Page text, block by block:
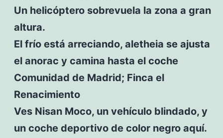
Un helicóptero sobrevuela la zona a gran
altura.
El frío está arreciando, aletheia se ajusta
el anorac y camina hasta el coche
Comunidad de Madrid; Finca el
Renacimiento
Ves Nisan Moco, un vehículo blindado, y
un coche deportivo de color negro aquí.